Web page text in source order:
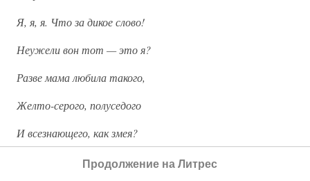
Я, я, я. Что за дикое слово!
Неужели вон тот — это я?
Разве мама любила такого,
Желто-серого, полуседого
И всезнающего, как змея?
Разве мальчик, в Останкине летом
Продолжение на Литрес